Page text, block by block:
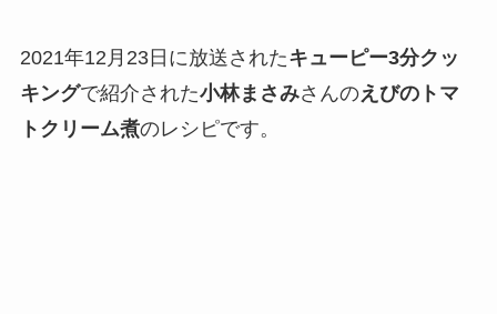
2021年12月23日に放送されたキューピー3分クッ
キングで紹介された小林まさみさんのえびのトマ
トクリーム煮のレシピです。